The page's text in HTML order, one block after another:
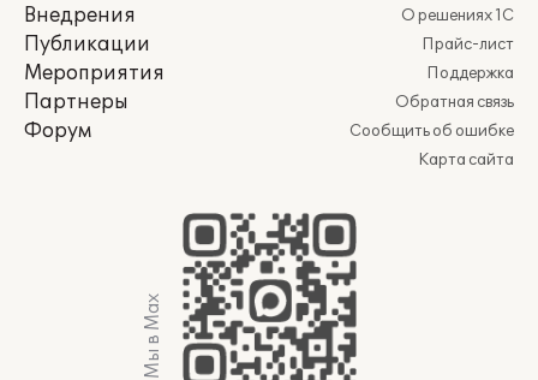
Внедрения
Публикации
Мероприятия
Партнеры
Форум
О решениях 1С
Прайс-лист
Поддержка
Обратная связь
Сообщить об ошибке
Карта сайта
Мы в Max